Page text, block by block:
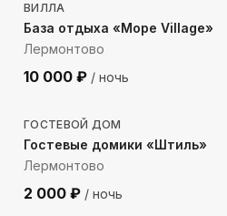
ВИЛЛА
База отдыха «Море Village»
Лермонтово
10 000 ₽ / ночь
153м до моря
ГОСТЕВОЙ ДОМ
Гостевые домики «Штиль»
Лермонтово
2 000 ₽ / ночь
283м до моря